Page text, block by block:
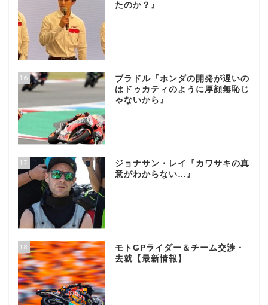
たのか？』
16
ブラドル『ホンダの開発が遅いの
はドゥカティのように厚顔無恥じ
ゃないから』
17
ジョナサン・レイ『カワサキの真
意がわからない…』
18
モトGPライダー＆チーム交渉・
去就【最新情報】